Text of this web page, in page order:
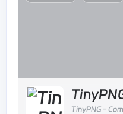
TinyPNG –